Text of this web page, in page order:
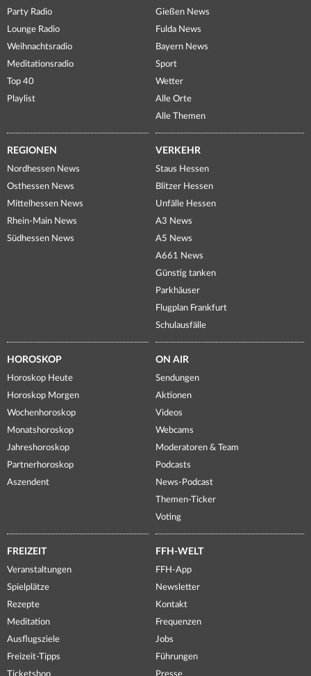
Party Radio
Lounge Radio
Weihnachtsradio
Meditationsradio
Top 40
Playlist
Gießen News
Fulda News
Bayern News
Sport
Wetter
Alle Orte
Alle Themen
REGIONEN
Nordhessen News
Osthessen News
Mittelhessen News
Rhein-Main News
Südhessen News
VERKEHR
Staus Hessen
Blitzer Hessen
Unfälle Hessen
A3 News
A5 News
A661 News
Günstig tanken
Parkhäuser
Flugplan Frankfurt
Schulausfälle
HOROSKOP
Horoskop Heute
Horoskop Morgen
Wochenhoroskop
Monatshoroskop
Jahreshoroskop
Partnerhoroskop
Aszendent
ON AIR
Sendungen
Aktionen
Videos
Webcams
Moderatoren & Team
Podcasts
News-Podcast
Themen-Ticker
Voting
FREIZEIT
Veranstaltungen
Spielplätze
Rezepte
Meditation
Ausflugsziele
Freizeit-Tipps
Ticketshop
FFH-WELT
FFH-App
Newsletter
Kontakt
Frequenzen
Jobs
Führungen
Presse